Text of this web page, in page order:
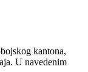
kantona,
U navedenim